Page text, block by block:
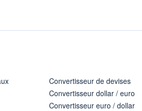
Convertisseur de devises
Convertisseur dollar / euro
Convertisseur euro / dollar